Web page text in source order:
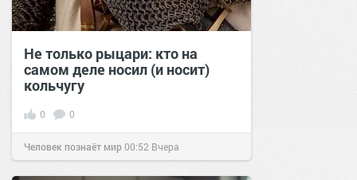
Не только рыцари: кто на
самом деле носил (и носит)
кольчугу
0 0
Человек познаёт мир00:52 Вчера